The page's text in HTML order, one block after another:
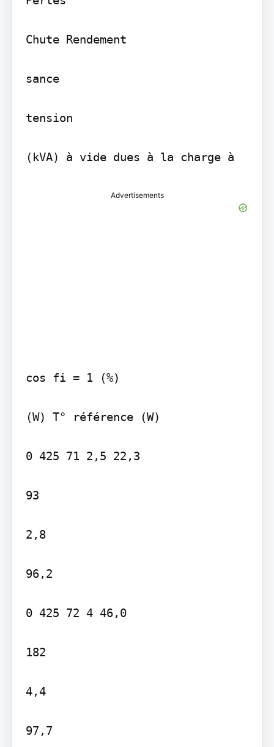
Chute Rendement
sance
tension
Advertisements
cos fi = 1 (%)
(W) T° référence (W)
0 425 71 2,5 22,3
93
2,8
96,2
0 425 72 4 46,0
182
4,4
97,7